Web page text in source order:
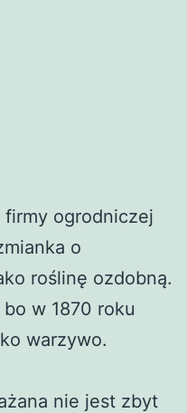
ogrodniczej
o
roślinę ozdobną.
w 1870 roku
warzywo.
nie jest zbyt